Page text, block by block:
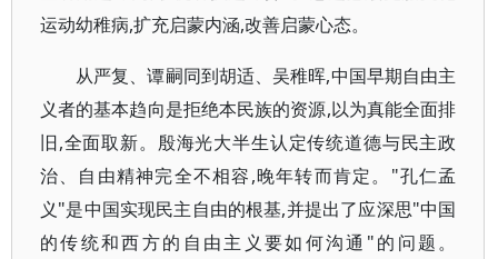
运动幼稚病,扩充启蒙内涵,改善启蒙心态。
从严复、谭嗣同到胡适、吴稚晖,中国早期自由主
义者的基本趋向是拒绝本民族的资源,以为真能全面排
旧,全面取新。殷海光大半生认定传统道德与民主政
治、自由精神完全不相容,晚年转而肯定。"孔仁孟
义"是中国实现民主自由的根基,并提出了应深思"中国
的传统和西方的自由主义要如何沟通"的问题。